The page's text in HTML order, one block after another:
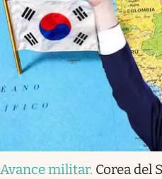
Avance militar. Corea del